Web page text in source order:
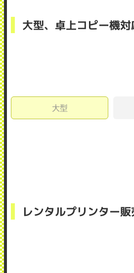
大型、卓上コピー機対
大型
レンタルプリンター